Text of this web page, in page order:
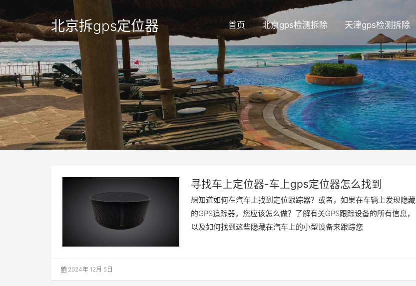
北京拆gps定位器 首页 北京gps检测拆除 天津gps检测拆除
寻找车上定位器-车上gps定位器怎么找到
想知道如何在汽车上找到定位跟踪器？或者，如果在车辆上发现隐藏
的GPS追踪器，您应该怎么做？了解有关GPS跟踪设备的所有信息，
以及如何找到这些隐藏在汽车上的小型设备来跟踪您
2024年 12月 5日